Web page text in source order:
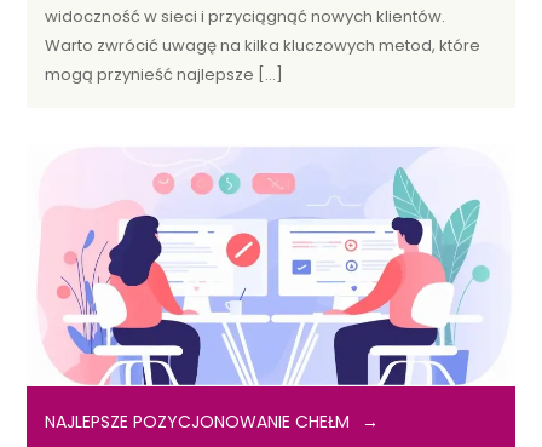
widoczność w sieci i przyciągnąć nowych klientów.
Warto zwrócić uwagę na kilka kluczowych metod, które
mogą przynieść najlepsze […]
NAJLEPSZE POZYCJONOWANIE CHEŁM